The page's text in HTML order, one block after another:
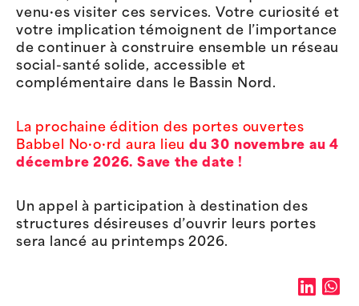
venu·es visiter ces services. Votre curiosité et
votre implication témoignent de l’importance
de continuer à construire ensemble un réseau
social-santé solide, accessible et
complémentaire dans le Bassin Nord.
La prochaine édition des portes ouvertes
Babbel No·o·rd aura lieudu 30 novembre au 4
décembre 2026. Save the date !
Un appel à participation à destination des
structures désireuses d’ouvrir leurs portes
sera lancé au printemps 2026.